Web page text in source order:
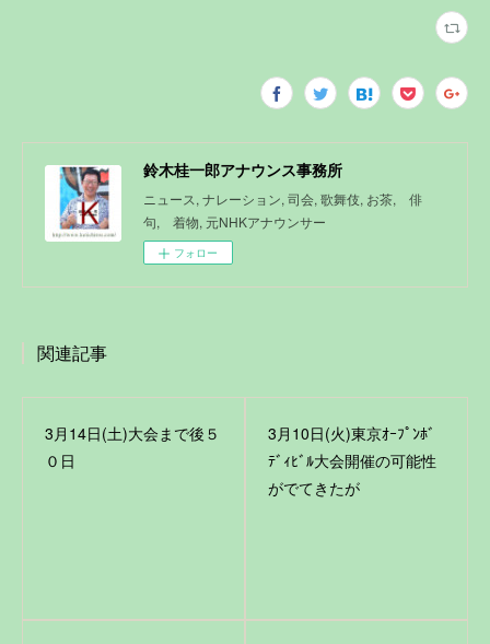
鈴木桂一郎アナウンス事務所
ニュース, ナレーション, 司会, 歌舞伎, お茶, 俳
句, 着物, 元NHKアナウンサー
フォロー
関連記事
3月14日(土)大会まで後５
０日
3月10日(火)東京ｵｰﾌﾟﾝﾎﾞ
ﾃﾞｨﾋﾞﾙ大会開催の可能性
がでてきたが